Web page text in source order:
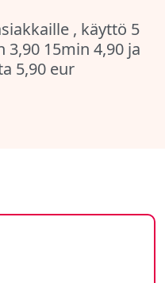
, käyttö 5
3,90 15min 4,90 ja
5,90 eur